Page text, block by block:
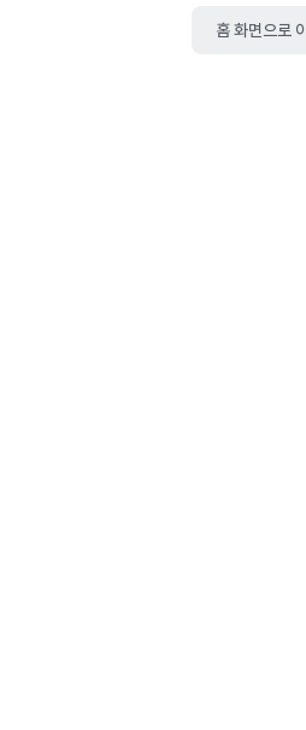
홈 화면으로